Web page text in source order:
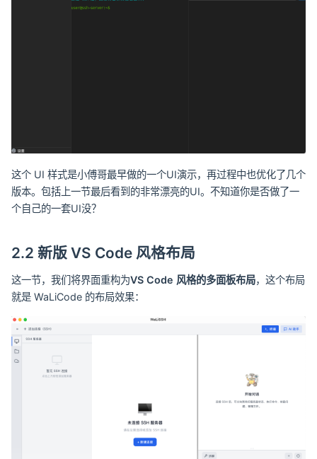
这个 UI 样式是小傅哥最早做的一个UI演示，再过程中也优化了几个
版本。包括上一节最后看到的非常漂亮的UI。不知道你是否做了一
个自己的一套UI没？
2.2 新版 VS Code 风格布局
这一节，我们将界面重构为VS Code 风格的多面板布局，这个布局
就是 WaLiCode 的布局效果：